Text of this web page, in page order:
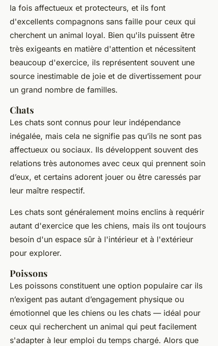
la fois affectueux et protecteurs, et ils font
d'excellents compagnons sans faille pour ceux qui
cherchent un animal loyal. Bien qu'ils puissent être
très exigeants en matière d'attention et nécessitent
beaucoup d'exercice, ils représentent souvent une
source inestimable de joie et de divertissement pour
un grand nombre de familles.
Chats
Les chats sont connus pour leur indépendance
inégalée, mais cela ne signifie pas qu’ils ne sont pas
affectueux ou sociaux. Ils développent souvent des
relations très autonomes avec ceux qui prennent soin
d’eux, et certains adorent jouer ou être caressés par
leur maître respectif.
Les chats sont généralement moins enclins à requérir
autant d'exercice que les chiens, mais ils ont toujours
besoin d'un espace sûr à l'intérieur et à l'extérieur
pour explorer.
Poissons
Les poissons constituent une option populaire car ils
n’exigent pas autant d’engagement physique ou
émotionnel que les chiens ou les chats — idéal pour
ceux qui recherchent un animal qui peut facilement
s'adapter à leur emploi du temps chargé. Alors que